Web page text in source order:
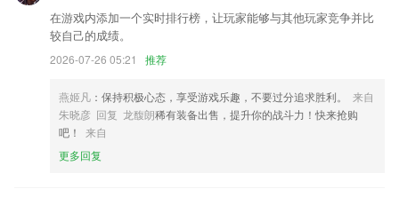
2.多端同步学习，支持电视+手机+平板多端切换；
3.3，提供图书馆的借书需求和体验，方便大家进行更好的借书，还可以
掌握各种知识信息的查询
5.双向滋养孩子阅读兴趣，让孩子愿意读、喜欢读
6.每天更新一些安全小知识，结合一些案例帮助用户更好地去理解和学
在游戏内添加一个实时排行榜，让玩家能够与其他玩家竞争并比
较自己的成绩。
2026-07-26 05:21 推荐
燕姬凡 ：保持积极心态，享受游戏乐趣，不要过分追求胜利。
来自
朱晓彦 回复 龙馥朗稀有装备出售，提升你的战斗力！快来抢购
吧！
来自
更多回复